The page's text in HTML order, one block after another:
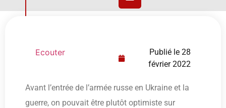
Ecouter Publié le 28
février 2022
Avant l’entrée de l’armée russe en Ukraine et la
guerre, on pouvait être plutôt optimiste sur